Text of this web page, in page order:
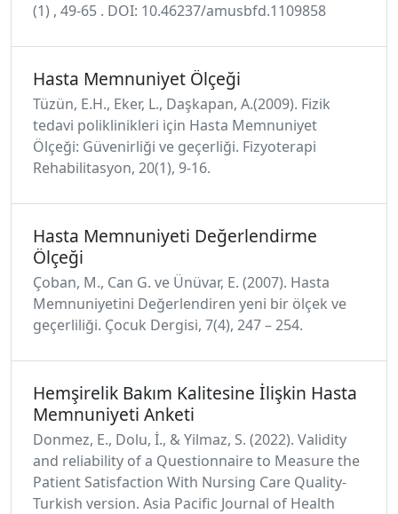
(1) , 49-65 . DOI: 10.46237/amusbfd.1109858
Hasta Memnuniyet Ölçeği
Tüzün, E.H., Eker, L., Daşkapan, A.(2009). Fizik
tedavi poliklinikleri için Hasta Memnuniyet
Ölçeği: Güvenirliği ve geçerliği. Fizyoterapi
Rehabilitasyon, 20(1), 9-16.
Hasta Memnuniyeti Değerlendirme
Ölçeği
Çoban, M., Can G. ve Ünüvar, E. (2007). Hasta
Memnuniyetini Değerlendiren yeni bir ölçek ve
geçerliliği. Çocuk Dergisi, 7(4), 247 – 254.
Hemşirelik Bakım Kalitesine İlişkin Hasta
Memnuniyeti Anketi
Donmez, E., Dolu, İ., & Yilmaz, S. (2022). Validity
and reliability of a Questionnaire to Measure the
Patient Satisfaction With Nursing Care Quality-
Turkish version. Asia Pacific Journal of Health